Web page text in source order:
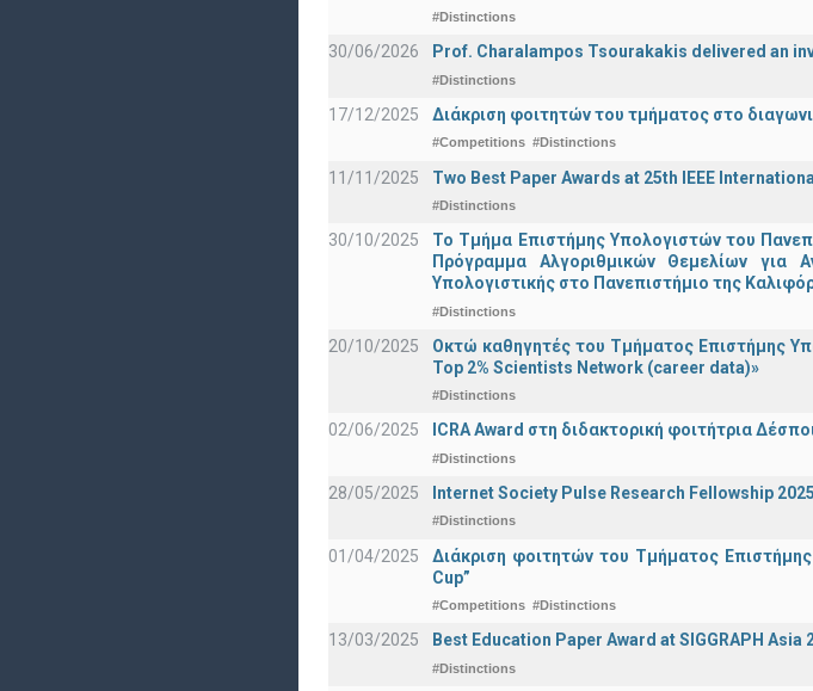
#Distinctions
30/06/2026 Prof. Charalampos Tsourakakis delivered an
#Distinctions
17/12/2025 Διάκριση φοιτητών του τμήματος στο
#Competitions #Distinctions
11/11/2025 Two Best Paper Awards at 25th IEEE
#Distinctions
30/10/2025
Το Τμήμα Επιστήμης Υπολογιστών του
Πρόγραμμα Αλγοριθμικών Θεμελίων για
Υπολογιστικής στο Πανεπιστήμιο της
#Distinctions
20/10/2025
Οκτώ καθηγητές του Τμήματος Επιστήμης
Top 2% Scientists Network (career data)»
#Distinctions
02/06/2025 ICRA Award στη διδακτορική φοιτήτρια
#Distinctions
28/05/2025 Internet Society Pulse Research Fellowship
#Distinctions
01/04/2025
Διάκριση φοιτητών του Τμήματος
Cup”
#Competitions #Distinctions
13/03/2025 Best Education Paper Award at SIGGRAPH
#Distinctions